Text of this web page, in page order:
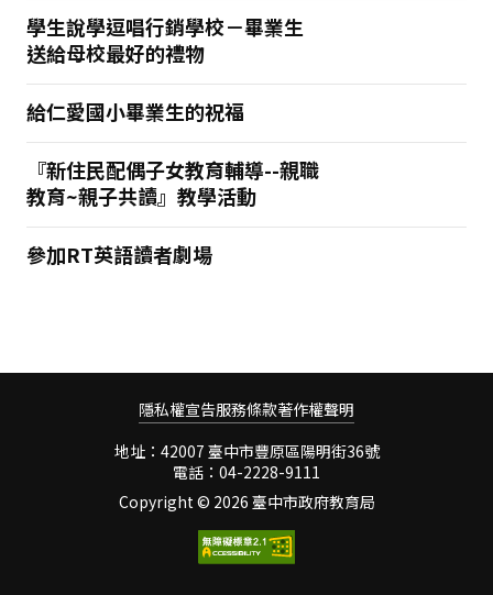
學生說學逗唱行銷學校－畢業生
送給母校最好的禮物
給仁愛國小畢業生的祝福
『新住民配偶子女教育輔導--親職
教育~親子共讀』教學活動
參加RT英語讀者劇場
隱私權宣告服務條款著作權聲明
地址：42007 臺中市豐原區陽明街36號
電話：04-2228-9111
Copyright © 2026 臺中市政府教育局